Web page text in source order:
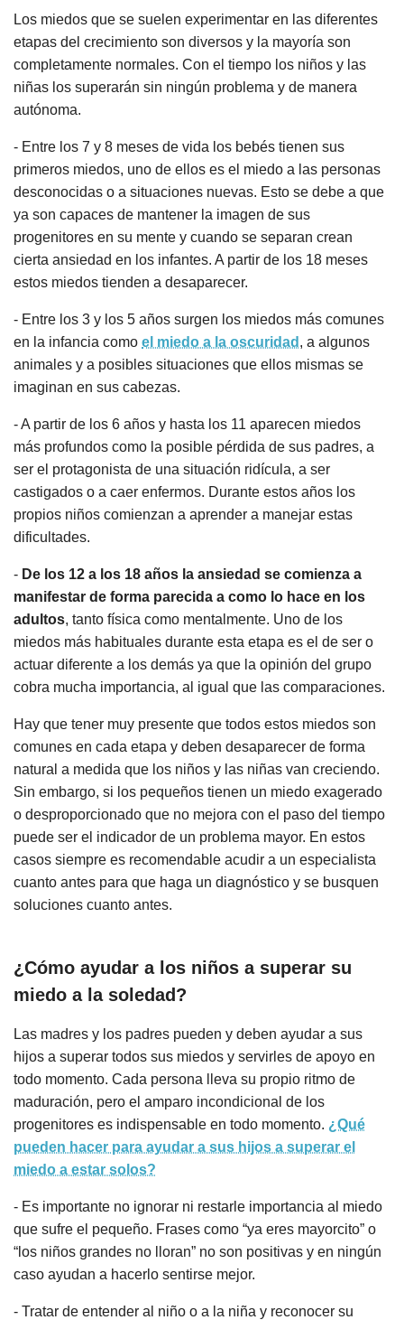
Los miedos que se suelen experimentar en las diferentes
etapas del crecimiento son diversos y la mayoría son
completamente normales. Con el tiempo los niños y las
niñas los superarán sin ningún problema y de manera
autónoma.
- Entre los 7 y 8 meses de vida los bebés tienen sus
primeros miedos, uno de ellos es el miedo a las personas
desconocidas o a situaciones nuevas. Esto se debe a que
ya son capaces de mantener la imagen de sus
progenitores en su mente y cuando se separan crean
cierta ansiedad en los infantes. A partir de los 18 meses
estos miedos tienden a desaparecer.
- Entre los 3 y los 5 años surgen los miedos más comunes
en la infancia como el miedo a la oscuridad , a algunos
animales y a posibles situaciones que ellos mismas se
imaginan en sus cabezas.
- A partir de los 6 años y hasta los 11 aparecen miedos
más profundos como la posible pérdida de sus padres, a
ser el protagonista de una situación ridícula, a ser
castigados o a caer enfermos. Durante estos años los
propios niños comienzan a aprender a manejar estas
dificultades.
- De los 12 a los 18 años la ansiedad se comienza a
manifestar de forma parecida a como lo hace en los
adultos, tanto física como mentalmente. Uno de los
miedos más habituales durante esta etapa es el de ser o
actuar diferente a los demás ya que la opinión del grupo
cobra mucha importancia, al igual que las comparaciones.
Hay que tener muy presente que todos estos miedos son
comunes en cada etapa y deben desaparecer de forma
natural a medida que los niños y las niñas van creciendo.
Sin embargo, si los pequeños tienen un miedo exagerado
o desproporcionado que no mejora con el paso del tiempo
puede ser el indicador de un problema mayor. En estos
casos siempre es recomendable acudir a un especialista
cuanto antes para que haga un diagnóstico y se busquen
soluciones cuanto antes.
¿Cómo ayudar a los niños a superar su
miedo a la soledad?
Las madres y los padres pueden y deben ayudar a sus
hijos a superar todos sus miedos y servirles de apoyo en
todo momento. Cada persona lleva su propio ritmo de
maduración, pero el amparo incondicional de los
progenitores es indispensable en todo momento. ¿Qué
pueden hacer para ayudar a sus hijos a superar el
miedo a estar solos?
- Es importante no ignorar ni restarle importancia al miedo
que sufre el pequeño. Frases como “ya eres mayorcito” o
“los niños grandes no lloran” no son positivas y en ningún
caso ayudan a hacerlo sentirse mejor.
- Tratar de entender al niño o a la niña y reconocer su